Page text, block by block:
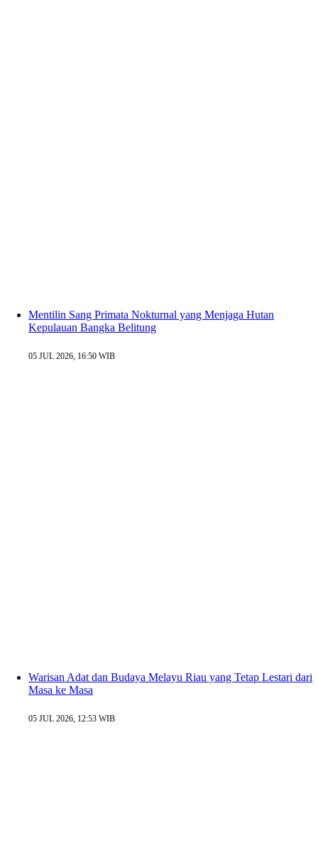
Mentilin Sang Primata Nokturnal yang Menjaga Hutan
Kepulauan Bangka Belitung
05 JUL 2026, 16:50 WIB
Warisan Adat dan Budaya Melayu Riau yang Tetap Lestari dari
Masa ke Masa
05 JUL 2026, 12:53 WIB